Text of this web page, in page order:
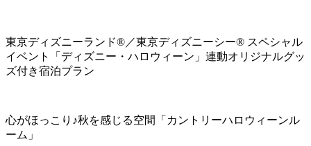
東京ディズニーランド®／東京ディズニーシー® スペシャル
イベント「ディズニー・ハロウィーン」連動オリジナルグッ
ズ付き宿泊プラン
心がほっこり♪秋を感じる空間「カントリーハロウィーンル
ーム」